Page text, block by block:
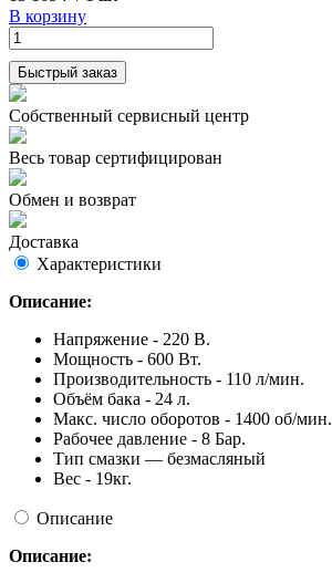
В корзину
Быстрый заказ
Собственный сервисный центр
Весь товар сертифицирован
Обмен и возврат
Доставка
Характеристики
Описание:
Напряжение - 220 В.
Мощность - 600 Вт.
Производительность - 110 л/мин.
Объём бака - 24 л.
Макс. число оборотов - 1400 об/мин.
Рабочее давление - 8 Бар.
Тип смазки — безмасляный
Вес - 19кг.
Описание
Описание: